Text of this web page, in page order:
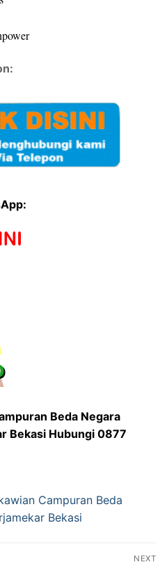
Beda Negara
Bekasi Hubungi 0877
Campuran Beda
Bekasi
NEXT